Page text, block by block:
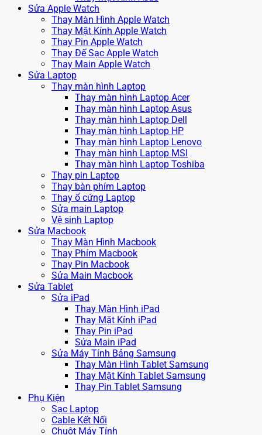
Sửa Apple Watch
Thay Màn Hình Apple Watch
Thay Mặt Kính Apple Watch
Thay Pin Apple Watch
Thay Đế Sạc Apple Watch
Thay Main Apple Watch
Sửa Laptop
Thay màn hình Laptop
Thay màn hình Laptop Acer
Thay màn hình Laptop Asus
Thay màn hình Laptop Dell
Thay màn hình Laptop HP
Thay màn hình Laptop Lenovo
Thay màn hình Laptop MSI
Thay màn hình Laptop Toshiba
Thay pin Laptop
Thay bàn phím Laptop
Thay ổ cứng Laptop
Sửa main Laptop
Vệ sinh Laptop
Sửa Macbook
Thay Màn Hình Macbook
Thay Phím Macbook
Thay Pin Macbook
Sửa Main Macbook
Sửa Tablet
Sửa iPad
Thay Màn Hình iPad
Thay Mặt Kính iPad
Thay Pin iPad
Sửa Main iPad
Sửa Máy Tính Bảng Samsung
Thay Màn Hình Tablet Samsung
Thay Mặt Kính Tablet Samsung
Thay Pin Tablet Samsung
Phụ Kiện
Sạc Laptop
Cable Kết Nối
Chuột Máy Tính